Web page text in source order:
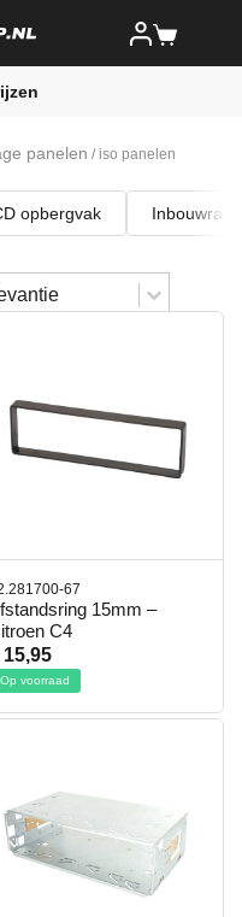
panelen / iso panelen
opbergvak
67
15mm –
C4
15,95
Op voorraad